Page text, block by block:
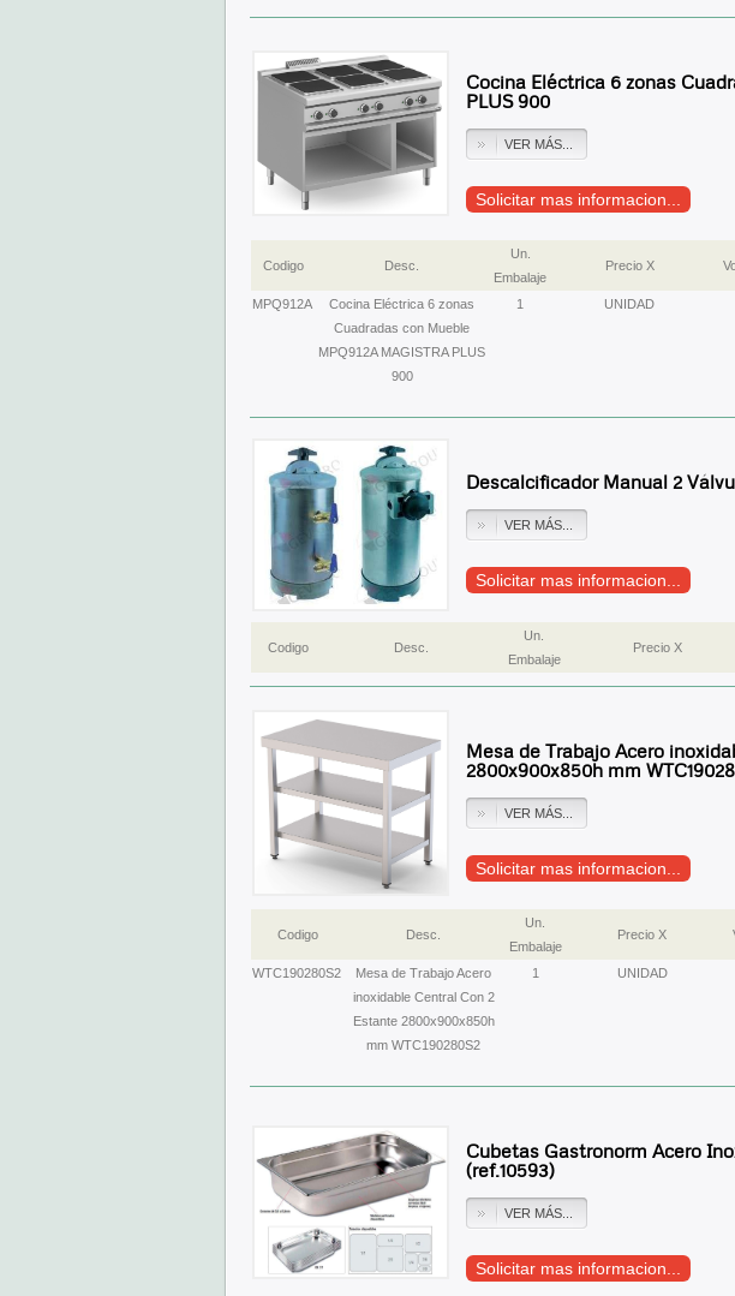
Cocina Eléctrica 6 zonas
PLUS 900
VER MÁS...
Solicitar mas informacion...
Codigo Desc.
Un.
Embalaje
Precio X
MPQ912A
Cocina Eléctrica 6 zonas
Cuadradas con Mueble
MPQ912A MAGISTRA PLUS
900
1 UNIDAD
Descalcificador Manual 2
VER MÁS...
Solicitar mas informacion...
Codigo Desc.
Un.
Embalaje
Precio X
Mesa de Trabajo Acero
2800x900x850h mm
VER MÁS...
Solicitar mas informacion...
Codigo Desc.
Un.
Embalaje
Precio X
WTC190280S2
Mesa de Trabajo Acero
inoxidable Central Con 2
Estante 2800x900x850h
mm WTC190280S2
1 UNIDAD
Cubetas Gastronorm Acero
(ref.10593)
VER MÁS...
Solicitar mas informacion...